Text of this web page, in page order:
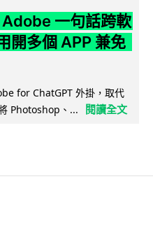
一句話跨軟
開多個 APP 兼免
for ChatGPT 外掛，取代
Photoshop、...
閱讀全文